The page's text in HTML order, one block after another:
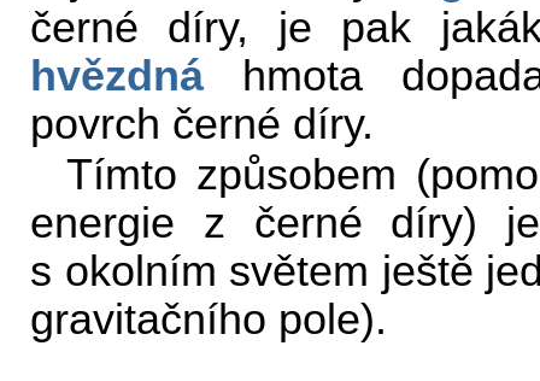
černé díry, je pak
hvězdná hmota
povrch černé díry.
Tímto způsobem
energie z černé díry)
s okolním světem ještě
gravitačního pole).